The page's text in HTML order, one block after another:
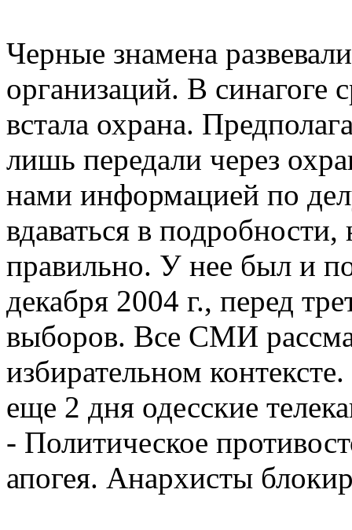
Черные знамена
организаций. В синагоге
встала охрана.
лишь передали через
нами информацией по
вдаваться в
правильно. У нее был и
декабря 2004 г., перед
выборов. Все СМИ
избирательном
еще 2 дня одесские
- Политическое
апогея. Анархисты